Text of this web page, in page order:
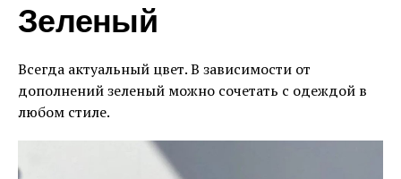
Зеленый
Всегда актуальный цвет. В зависимости от
дополнений зеленый можно сочетать с одеждой в
любом стиле.